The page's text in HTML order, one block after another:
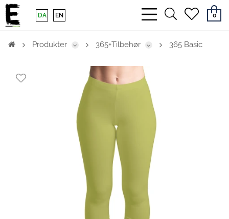
bars
light
searchheart
0
DA EN
Produkter 365+Tilbehør 365 Basic